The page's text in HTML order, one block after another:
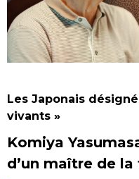
Dossiers
Économie
Société
Les Japonais
vivants »
Komiya
d’un maître de